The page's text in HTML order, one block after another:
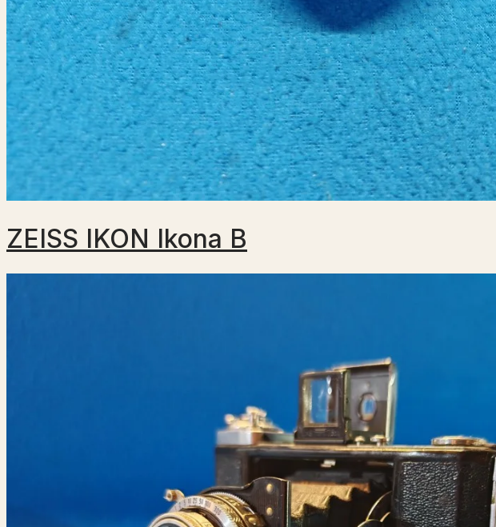
ZEISS IKON Ikona B